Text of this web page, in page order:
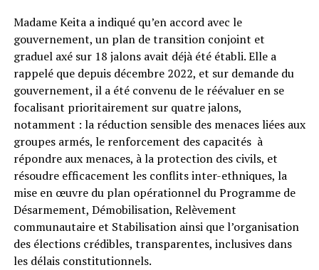
Madame Keita a indiqué qu’en accord avec le
gouvernement, un plan de transition conjoint et
graduel axé sur 18 jalons avait déjà été établi. Elle a
rappelé que depuis décembre 2022, et sur demande du
gouvernement, il a été convenu de le réévaluer en se
focalisant prioritairement sur quatre jalons,
notamment : la réduction sensible des menaces liées aux
groupes armés, le renforcement des capacités à
répondre aux menaces, à la protection des civils, et
résoudre efficacement les conflits inter-ethniques, la
mise en œuvre du plan opérationnel du Programme de
Désarmement, Démobilisation, Relèvement
communautaire et Stabilisation ainsi que l’organisation
des élections crédibles, transparentes, inclusives dans
les délais constitutionnels.